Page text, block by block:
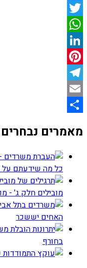
Facebook
Twitter
WhatsApp
LinkedIn
Pinterest
Telegram
Email
מאמרים נבחרים
כל מה שידעתם על
מובילים חלק ג' -
האחים יששכר
בחורף
התמודדות